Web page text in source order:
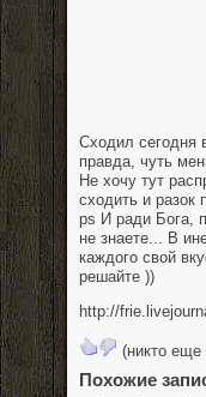
Сходил сегодня
правда, чуть
Не хочу тут
сходить и разок
ps И ради Бога,
не знаете... В
каждого свой
решайте ))
http://
(никто еще
Похожие